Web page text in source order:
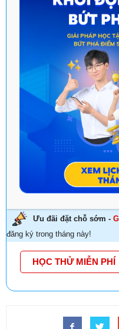
CHẮC KIẾN THỨC LỚP
RÈN LUYỆN KỸ
QUYẾT VẤN ĐỀ
ĐA DẠNG HÌNH
TOP THẦY CÔ
TRIỂN TOÀN DIỆN
DỊCH VỤ HỖ TRỢ
TRÌNH HỌC TẬP
Ưu đãi đặt chỗ sớm -
đăng ký trong tháng này!
HỌC THỬ MIỄN PHÍ